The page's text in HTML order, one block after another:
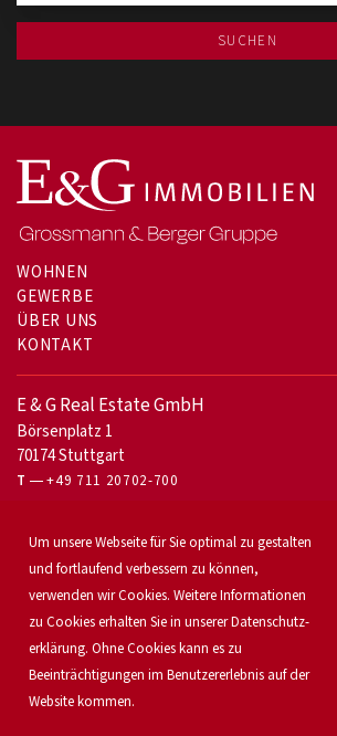
SUCHEN
WOHNEN
GEWERBE
ÜBER UNS
KONTAKT
E & G Real Estate GmbH
Börsenplatz 1
70174 Stuttgart
T +49 711 20702-700
Für Eigentümer
Unser Service
Objekt anbieten
Für Bauträger
Industrie & Logistik
Standorte
Suchauftrag
Um unsere Webseite für Sie optimal zu gestalten
und fortlaufend verbessern zu können,
verwenden wir Cookies. Weitere Informationen
zu Cookies erhalten Sie in unserer Daten­schutz­
erklärung. Ohne Cookies kann es zu
Beeinträchtigungen im Benutzererlebnis auf der
Website kommen.